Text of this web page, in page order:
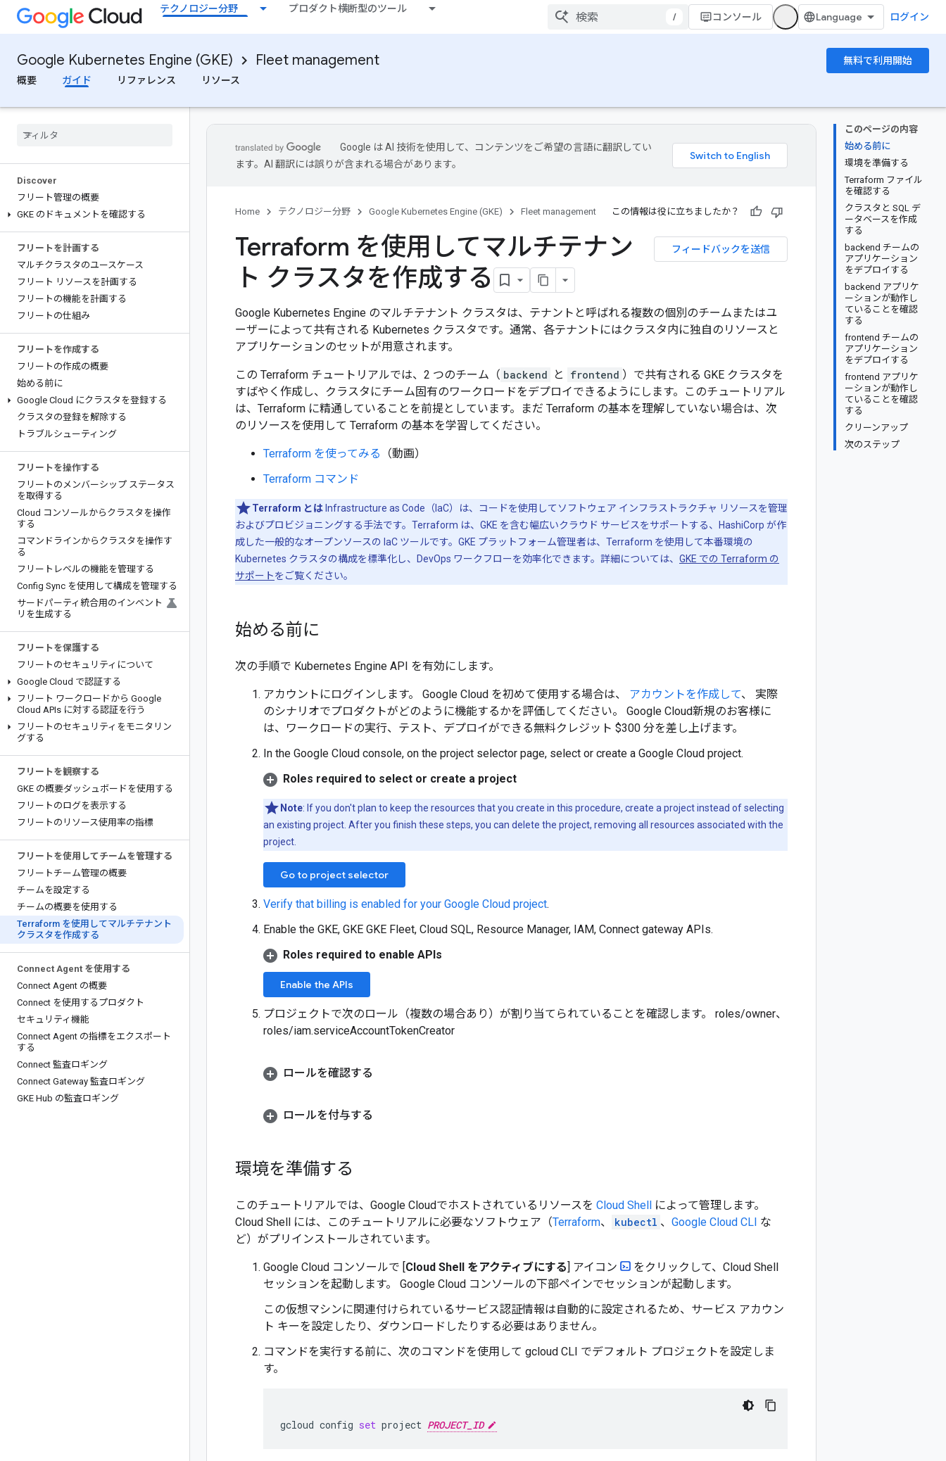
テクノロジー分野 プロダクト横断型のツール
/ コンソール ログイン
Google Kubernetes Engine (GKE) Fleet management
無料で利用開始
概要
ガイド リファレンス リソース
Discover
フリート管理の概要
GKE のドキュメントを確認する
フリートを計画する
マルチクラスタのユースケース
フリート リソースを計画する
フリートの機能を計画する
フリートの仕組み
フリートを作成する
フリートの作成の概要
始める前に
Google Cloud にクラスタを登録する
クラスタの登録を解除する
トラブルシューティング
フリートを操作する
フリートのメンバーシップ ステータス
を取得する
Cloud コンソールからクラスタを操作
する
コマンドラインからクラスタを操作す
る
フリートレベルの機能を管理する
Config Sync を使用して構成を管理する
サードパーティ統合用のインベント
リを生成する
フリートを保護する
フリートのセキュリティについて
Google Cloud で認証する
フリート ワークロードから Google
Cloud APIs に対する認証を行う
フリートのセキュリティをモニタリン
グする
フリートを観察する
GKE の概要ダッシュボードを使用する
フリートのログを表示する
フリートのリソース使用率の指標
フリートを使用してチームを管理する
フリートチーム管理の概要
チームを設定する
チームの概要を使用する
Terraform を使用してマルチテナント
クラスタを作成する
Connect Agent を使用する
Connect Agent の概要
Connect を使用するプロダクト
セキュリティ機能
Connect Agent の指標をエクスポート
する
Connect 監査ロギング
Connect Gateway 監査ロギング
GKE Hub の監査ロギング
このページの内容
始める前に
環境を準備する
Terraform ファイル
を確認する
クラスタと SQL デ
ータベースを作成
する
backend チームの
アプリケーション
をデプロイする
backend アプリケ
ーションが動作し
ていることを確認
する
frontend チームの
アプリケーション
をデプロイする
frontend アプリケ
ーションが動作し
ていることを確認
する
クリーンアップ
次のステップ
Google は AI 技術を使用して、コンテンツをご希望の言語に翻訳してい
ます。AI 翻訳には誤りが含まれる場合があります。
Home テクノロジー分野 Google Kubernetes Engine (GKE) Fleet management この情報は役に立ちましたか？
フィードバックを送信
Terraform を使用してマルチテナン
ト クラスタを作成する
Google Kubernetes Engine のマルチテナント クラスタは、テナントと呼ばれる複数の個別のチームまたはユ
ーザーによって共有される Kubernetes クラスタです。通常、各テナントにはクラスタ内に独自のリソースと
アプリケーションのセットが用意されます。
この Terraform チュートリアルでは、2 つのチーム（ backend と frontend ）で共有される GKE クラスタを
すばやく作成し、クラスタにチーム固有のワークロードをデプロイできるようにします。このチュートリアル
は、Terraform に精通していることを前提としています。まだ Terraform の基本を理解していない場合は、次
のリソースを使用して Terraform の基本を学習してください。
Terraform を使ってみる
（動画）
Terraform コマンド
Terraform とは Infrastructure as Code（IaC）は、コードを使用してソフトウェア インフラストラクチャ リソースを管理
およびプロビジョニングする手法です。Terraform は、GKE を含む幅広いクラウド サービスをサポートする、HashiCorp が作
成した一般的なオープンソースの IaC ツールです。GKE プラットフォーム管理者は、Terraform を使用して本番環境の
Kubernetes クラスタの構成を標準化し、DevOps ワークフローを効率化できます。詳細については、 GKE での Terraform の
サポートをご覧ください。
始める前に
次の手順で Kubernetes Engine API を有効にします。
アカウントにログインします。 Google Cloud を初めて使用する場合は、 アカウントを作成して、 実際
のシナリオでプロダクトがどのように機能するかを評価してください。 Google Cloud新規のお客様に
は、ワークロードの実行、テスト、デプロイができる無料クレジット $300 分を差し上げます。
In the Google Cloud console, on the project selector page, select or create a Google Cloud project.
Roles required to select or create a project
Note: If you don't plan to keep the resources that you create in this procedure, create a project instead of selecting
an existing project. After you finish these steps, you can delete the project, removing all resources associated with the
project.
Go to project selector
Verify that billing is enabled for your Google Cloud project.
Enable the GKE, GKE GKE Fleet, Cloud SQL, Resource Manager, IAM, Connect gateway APIs.
Roles required to enable APIs
Enable the APIs
プロジェクトで次のロール（複数の場合あり）が割り当てられていることを確認します。 roles/owner、
roles/iam.serviceAccountTokenCreator
ロールを確認する
ロールを付与する
環境を準備する
このチュートリアルでは、Google Cloudでホストされているリソースを Cloud Shell によって管理します。
Cloud Shell には、このチュートリアルに必要なソフトウェア（Terraform、 kubectl 、 Google Cloud CLI な
ど）がプリインストールされています。
Google Cloud コンソールで [Cloud Shell をアクティブにする] アイコン
をクリックして、Cloud Shell
セッションを起動します。 Google Cloud コンソールの下部ペインでセッションが起動します。
この仮想マシンに関連付けられているサービス認証情報は自動的に設定されるため、サービス アカウン
ト キーを設定したり、ダウンロードしたりする必要はありません。
コマンドを実行する前に、次のコマンドを使用して gcloud CLI でデフォルト プロジェクトを設定しま
す。
gcloud config set project PROJECT_ID